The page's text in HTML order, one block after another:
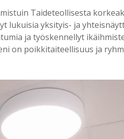
Taideteollisesta
lukuisia yksityis- ja
ja työskennellyt
on poikkitaiteellisuus ja